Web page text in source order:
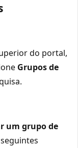
do portal,
Grupos de
um grupo de